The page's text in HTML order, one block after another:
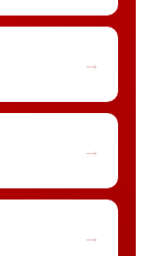
→
→
→